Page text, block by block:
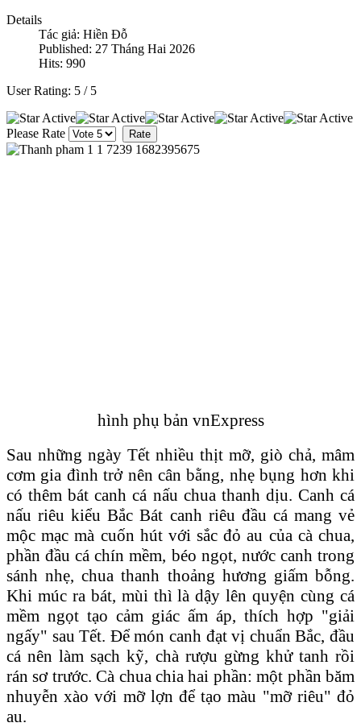
Details
Tác giả: Hiền Đỗ
Published: 27 Tháng Hai 2026
Hits: 990
User Rating: 5 / 5
Please Rate
hình phụ bản vnExpress
Sau những ngày Tết nhiều thịt mỡ, giò chả, mâm
cơm gia đình trở nên cân bằng, nhẹ bụng hơn khi
có thêm bát canh cá nấu chua thanh dịu. Canh cá
nấu riêu kiểu Bắc Bát canh riêu đầu cá mang vẻ
mộc mạc mà cuốn hút với sắc đỏ au của cà chua,
phần đầu cá chín mềm, béo ngọt, nước canh trong
sánh nhẹ, chua thanh thoảng hương giấm bỗng.
Khi múc ra bát, mùi thì là dậy lên quyện cùng cá
mềm ngọt tạo cảm giác ấm áp, thích hợp "giải
ngấy" sau Tết. Để món canh đạt vị chuẩn Bắc, đầu
cá nên làm sạch kỹ, chà rượu gừng khử tanh rồi
rán sơ trước. Cà chua chia hai phần: một phần băm
nhuyễn xào với mỡ lợn để tạo màu "mỡ riêu" đỏ
au.